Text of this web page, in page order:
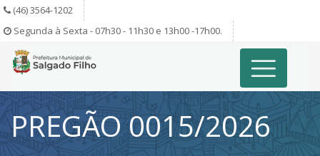
(46) 3564-1202
Segunda à Sexta - 07h30 - 11h30 e 13h00 -17h00.
PREGÃO 0015/2026